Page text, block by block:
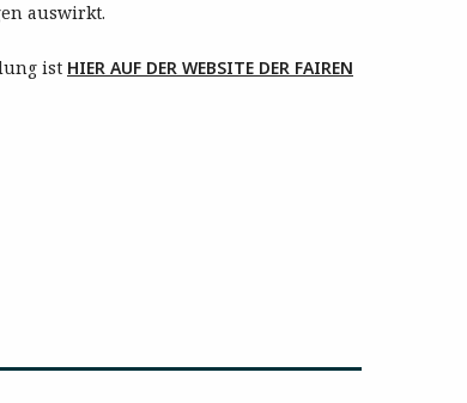
auswirkt.
ist HIER AUF DER WEBSITE DER FAIREN